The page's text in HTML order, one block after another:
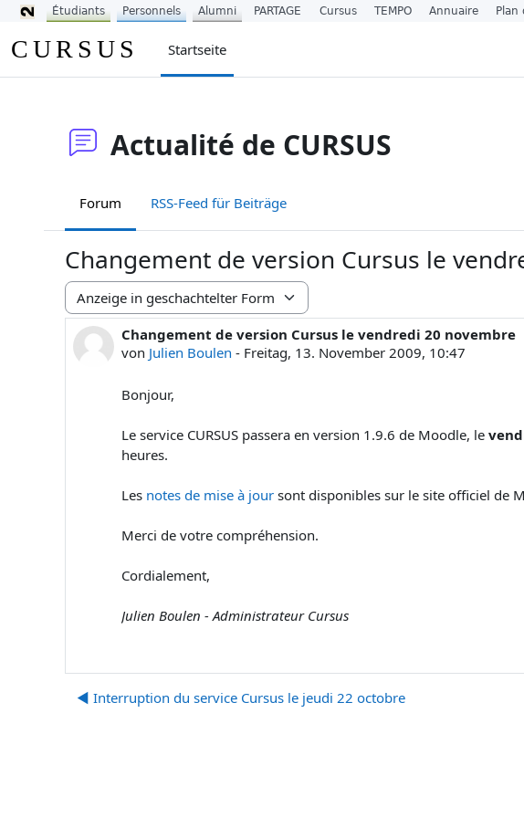
CURSUS Startseite
Actualité de CURSUS
Forum RSS-Feed für Beiträge
Changement de version Cursus le
Anzeigemodus
Changement de version Cursus le vendredi 20 novembre
von Julien Boulen - Freitag, 13. November 2009, 10:47
Anzahl Antworten: 0
Bonjour,
Le service CURSUS passera en version 1.9.6 de Moodle, le
heures.
Les notes de mise à jour sont disponibles sur le site officiel de
Merci de votre compréhension.
Cordialement,
Julien Boulen - Administrateur Cursus
◀︎ Interruption du service Cursus le jeudi 22 octobre
Étudiants Personnels Alumni PARTAGE Cursus TEMPO Annuaire Plan